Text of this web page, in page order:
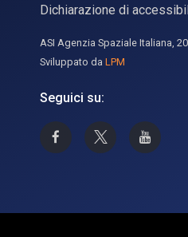
Dichiarazione di
ASI Agenzia Spaziale Italiana,
Sviluppato da LPM
Seguici su:
Asi su Facebook
Asi su X